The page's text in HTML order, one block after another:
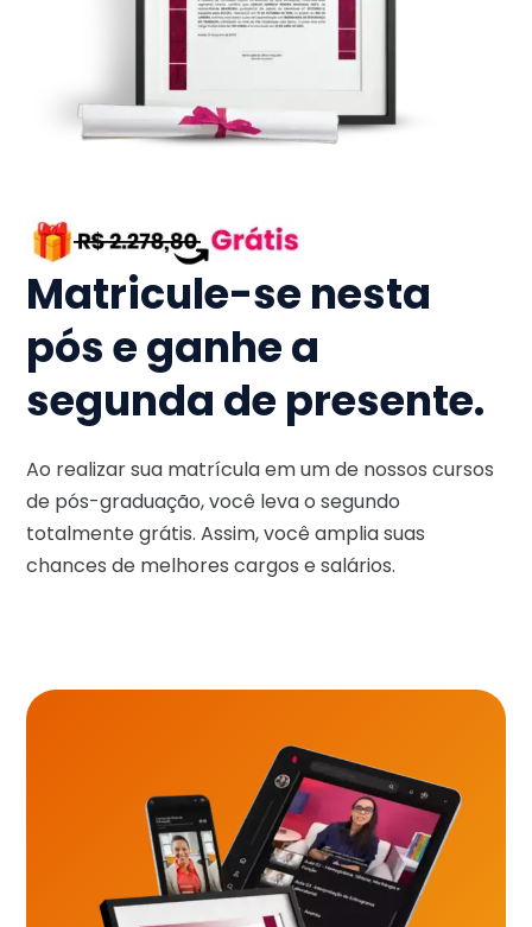
Matricule-se nesta
pós e ganhe a
segunda de presente.
Ao realizar sua matrícula em um de nossos cursos
de pós-graduação, você leva o segundo
totalmente grátis. Assim, você amplia suas
chances de melhores cargos e salários.